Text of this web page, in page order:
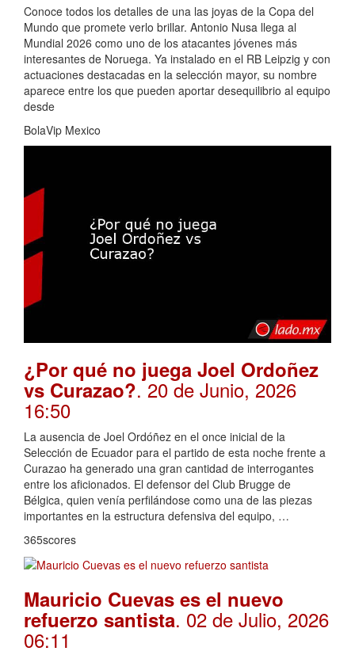
Conoce todos los detalles de una las joyas de la Copa del
Mundo que promete verlo brillar. Antonio Nusa llega al
Mundial 2026 como uno de los atacantes jóvenes más
interesantes de Noruega. Ya instalado en el RB Leipzig y con
actuaciones destacadas en la selección mayor, su nombre
aparece entre los que pueden aportar desequilibrio al equipo
desde
BolaVip Mexico
¿Por qué no juega Joel Ordoñez
vs Curazao?. 20 de Junio, 2026
16:50
La ausencia de Joel Ordóñez en el once inicial de la
Selección de Ecuador para el partido de esta noche frente a
Curazao ha generado una gran cantidad de interrogantes
entre los aficionados. El defensor del Club Brugge de
Bélgica, quien venía perfilándose como una de las piezas
importantes en la estructura defensiva del equipo, …
365scores
Mauricio Cuevas es el nuevo
refuerzo santista. 02 de Julio, 2026
06:11